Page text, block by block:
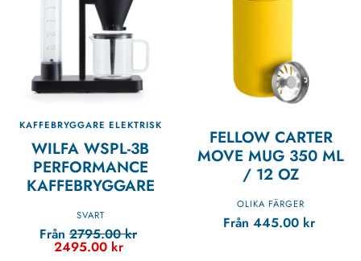
KAFFEBRYGGARE ELEKTRISK
WILFA WSPL-3B
PERFORMANCE
KAFFEBRYGGARE
SVART
Från 2795.00kr
2495.00 kr
FELLOW CARTER
MOVE MUG 350 ML
/ 12 OZ
OLIKA FÄRGER
Från 445.00 kr